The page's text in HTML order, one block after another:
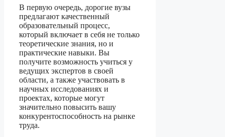
В первую очередь, дорогие вузы
предлагают качественный
образовательный процесс,
который включает в себя не только
теоретические знания, но и
практические навыки. Вы
получите возможность учиться у
ведущих экспертов в своей
области, а также участвовать в
научных исследованиях и
проектах, которые могут
значительно повысить вашу
конкурентоспособность на рынке
труда.